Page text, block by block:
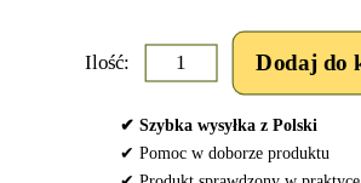
Ilość:
✔ Szybka wysyłka z Polski
✔ Pomoc w doborze produktu